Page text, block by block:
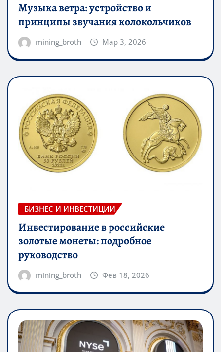
Музыка ветра: устройство и
принципы звучания колокольчиков
mining_broth Мар 3, 2026
БИЗНЕС И ИНВЕСТИЦИИ
Инвестирование в российские
золотые монеты: подробное
руководство
mining_broth Фев 18, 2026